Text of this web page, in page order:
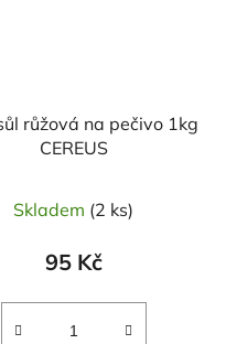
růžová na pečivo 1kg
CEREUS
Skladem (2 ks)
95 Kč